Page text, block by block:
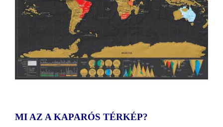
MI AZ A KAPARÓS TÉRKÉP?